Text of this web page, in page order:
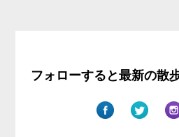
フォローすると最新の散